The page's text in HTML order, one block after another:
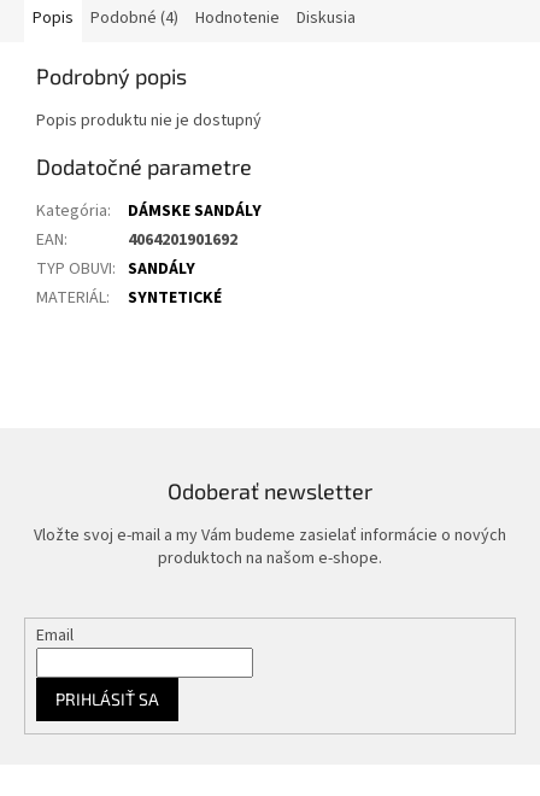
Popis Podobné (4) Hodnotenie Diskusia
Podrobný popis
Popis produktu nie je dostupný
Dodatočné parametre
Kategória:
DÁMSKE SANDÁLY
EAN:
4064201901692
TYP OBUVI: SANDÁLY
MATERIÁL: SYNTETICKÉ
Odoberať newsletter
Vložte svoj e-mail a my Vám budeme zasielať informácie o nových
produktoch na našom e-shope.
Email
PRIHLÁSIŤ SA